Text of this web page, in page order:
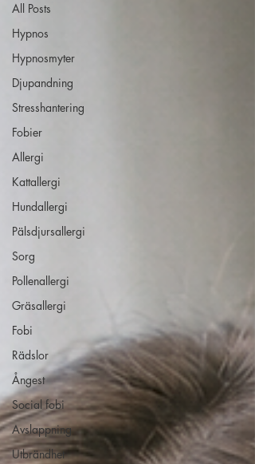
All Posts
Hypnos
Hypnosmyter
Djupandning
Stresshantering
Fobier
Allergi
Kattallergi
Hundallergi
Pälsdjursallergi
Sorg
Pollenallergi
Gräsallergi
Fobi
Rädslor
Ångest
Social fobi
Avslappning
Utbrändhet